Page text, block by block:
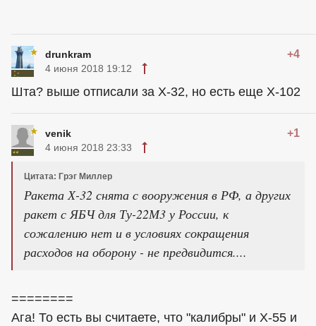
drunkram +4
4 июня 2018 19:12
Шта? выше отписали за Х-32, но есть еще Х-102
venik +1
4 июня 2018 23:33
Цитата: Грэг Миллер
Ракета Х-32 снята с вооружения в РФ, а других
ракет с ЯБЧ для Ту-22М3 у России, к
сожалению нет и в условиях сокращения
расходов на оборону - не предвидится....
========
Ага! То есть вы считаете, что "калибры" и Х-55 и